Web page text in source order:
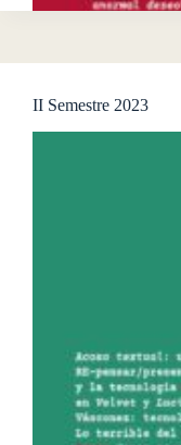
II Semestre 2023